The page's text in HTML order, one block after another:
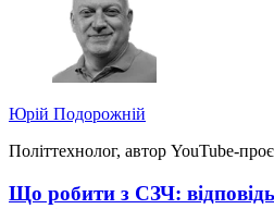
Юрій Подорожній
Політтехнолог, автор YouTube-
Що робити з СЗЧ: